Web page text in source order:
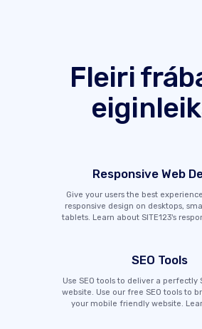
Fleiri
Responsive Web
Give your users the best
responsive design on desktops,
tablets. Learn about SITE123's
SEO Tools
Use SEO tools to deliver a perfectly
website. Use our free SEO tools to
your mobile friendly website.